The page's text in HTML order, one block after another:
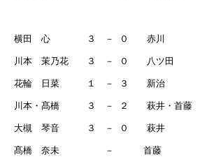
横田 心 ３ － ０ 赤川
川本 茉乃花 ３ － ０ 八ツ田
花輪 日菜 １ － ３ 新治
川本・髙橋 ３ － ２ 萩井・首藤
大槻 琴音 ３ － ０ 萩井
髙橋 奈未 － 首藤